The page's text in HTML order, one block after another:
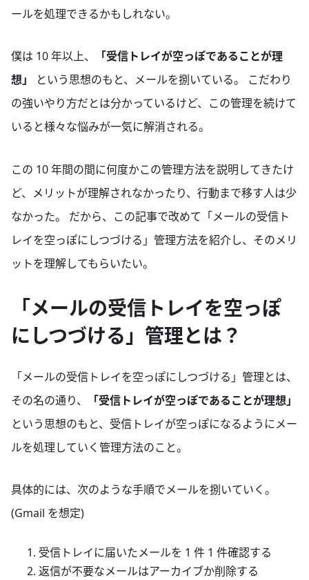
ールを処理できるかもしれない。
僕は 10 年以上、
「受信トレイが空っぽであることが理
想」
という思想のもと、メールを捌いている。 こだわり
の強いやり方だとは分かっているけど、この管理を続けて
いると様々な悩みが一気に解消される。
この 10 年間の間に何度かこの管理方法を説明してきたけ
ど、メリットが理解されなかったり、行動まで移す人は少
なかった。 だから、この記事で改めて「メールの受信ト
レイを空っぽにしつづける」管理方法を紹介し、そのメリ
ットを理解してもらいたい。
「メールの受信トレイを空っぽ
にしつづける」管理とは？
「メールの受信トレイを空っぽにしつづける」管理とは、
その名の通り、
「受信トレイが空っぽであることが理想」
という思想のもと、受信トレイが空っぽになるようにメー
ルを処理していく管理方法のこと。
具体的には、次のような手順でメールを捌いていく。
(Gmail を想定)
受信トレイに届いたメールを 1 件 1 件確認する
返信が不要なメールはアーカイブか削除する